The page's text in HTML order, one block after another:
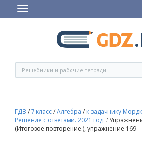
ГДЗ /7 класс/Алгебра / к задачнику
Решение с ответами. 2021 год. /
(Итоговое повторение.), упражнение 169